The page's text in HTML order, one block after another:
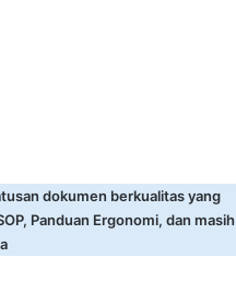
dokumen berkualitas yang
Panduan Ergonomi, dan masih